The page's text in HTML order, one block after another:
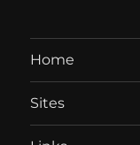
Home
Sites